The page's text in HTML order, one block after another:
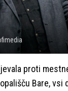
proti
Bare, vsi